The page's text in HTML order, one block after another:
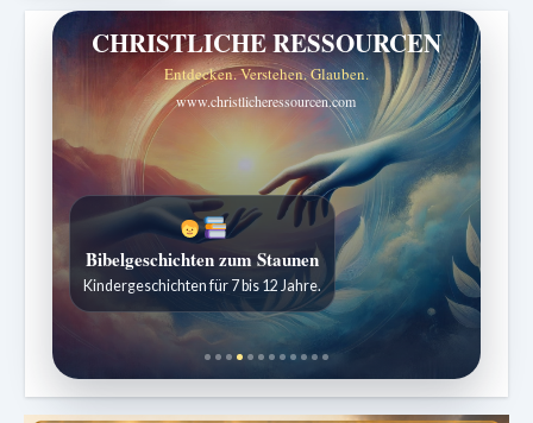
CHRISTLICHE RESSOURCEN
Entdecken. Verstehen. Glauben.
www.christlicheressourcen.com
Bibelgeschichten zum Staunen
Kindergeschichten für 7 bis 12 Jahre.